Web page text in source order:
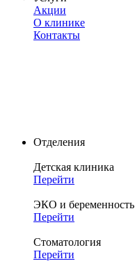
Акции
О клинике
Контакты
Отделения
Детская клиника
Перейти
ЭКО и беременность
Перейти
Стоматология
Перейти